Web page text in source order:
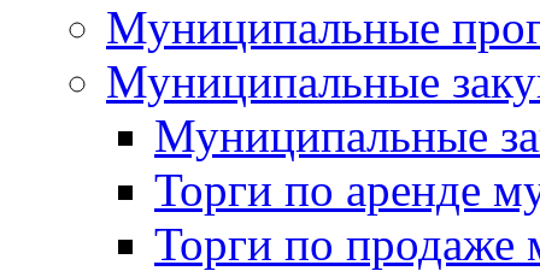
Муниципальные
Муниципальные
Муниципальные
Торги по аренде
Торги по продаже